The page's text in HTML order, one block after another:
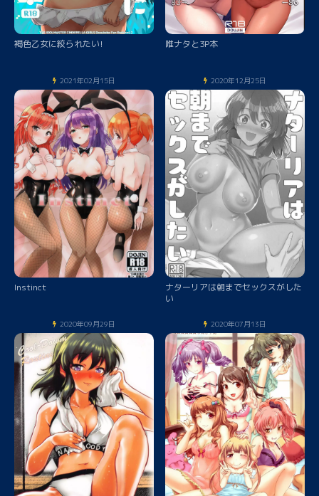
褐色乙女に絞られたい! 唯ナタと3P本
2021年02月15日
Instinct
2020年12月25日
ナターリアは朝までセックスがした
い
2020年09月29日 2020年07月13日